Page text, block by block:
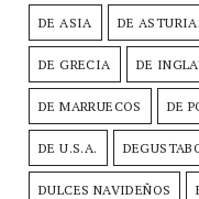
DE ASIA DE
DE GRECIA DE
DE MARRUECOS DE
DE U.S.A.
DULCES NAVIDEÑOS